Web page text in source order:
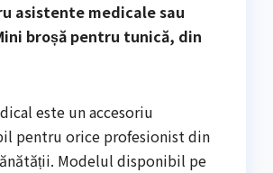
asistente medicale sau
broșă pentru tunică, din
este un accesoriu
pentru orice profesionist din
Modelul disponibil pe